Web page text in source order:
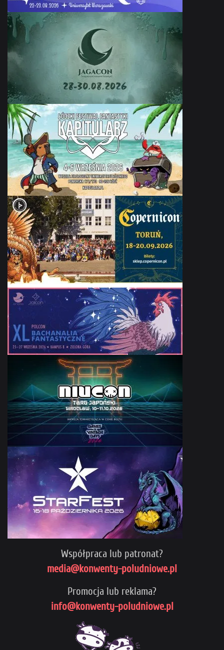
Współpraca lub patronat?
media@konwenty-poludniowe.pl
Promocja lub reklama?
info@konwenty-poludniowe.pl